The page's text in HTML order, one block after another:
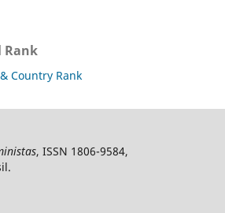
Rank
, ISSN 1806-9584,